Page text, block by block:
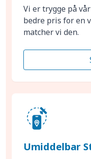
Vi er trygge på
bedre pris for en
matcher vi den.
Umiddelbar